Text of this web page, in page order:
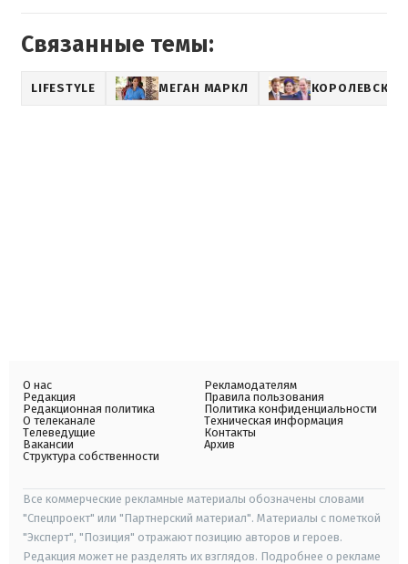
Связанные темы:
LIFESTYLE МЕГАН МАРКЛ
О нас
Редакция
Редакционная политика
О телеканале
Телеведущие
Вакансии
Структура собственности
Рекламодателям
Правила пользования
Политика конфиденциальности
Техническая информация
Контакты
Архив
Все коммерческие рекламные материалы обозначены словами
"Спецпроект" или "Партнерский материал". Материалы с пометкой
"Эксперт", "Позиция" отражают позицию авторов и героев.
Редакция может не разделять их взглядов. Подробнее о рекламе